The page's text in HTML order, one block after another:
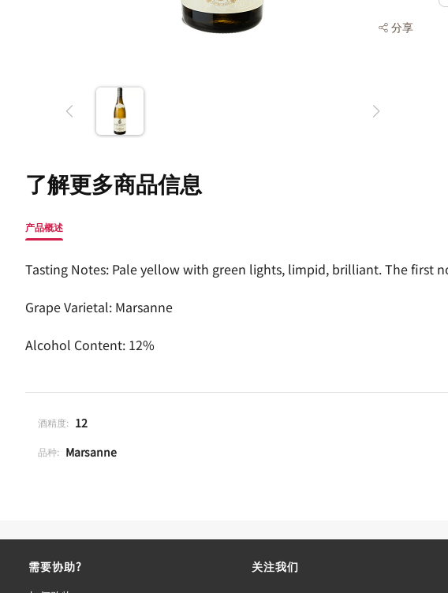
分享
了解更多商品信息
产品概述
Tasting Notes: Pale yellow with green lights, limpid, brilliant. The first
Grape Varietal: Marsanne
Alcohol Content: 12%
酒精度: 12
品种: Marsanne
需要协助?
关注我们